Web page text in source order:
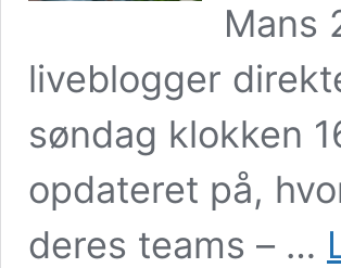
Mans
liveblogger
søndag klokken
opdateret på,
deres teams – …